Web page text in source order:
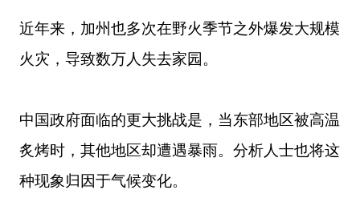
近年来，加州也多次在野火季节之外爆发大规模
火灾，导致数万人失去家园。
中国政府面临的更大挑战是，当东部地区被高温
炙烤时，其他地区却遭遇暴雨。分析人士也将这
种现象归因于气候变化。